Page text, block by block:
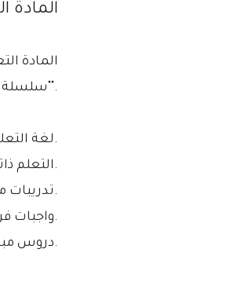
المادة
المادة
"سلسلة اللسان".
-لغة التعليم هي العربية.
-التعلم ذاتيًا من خلال الشابكة.
-تدريبات من خلال الفيديو.
-واجبات فردية أو ضمن مجموعات.
-دروس مباشرة مع معلمين متخصصين مقترنة بالدورة لمن يطلبها.